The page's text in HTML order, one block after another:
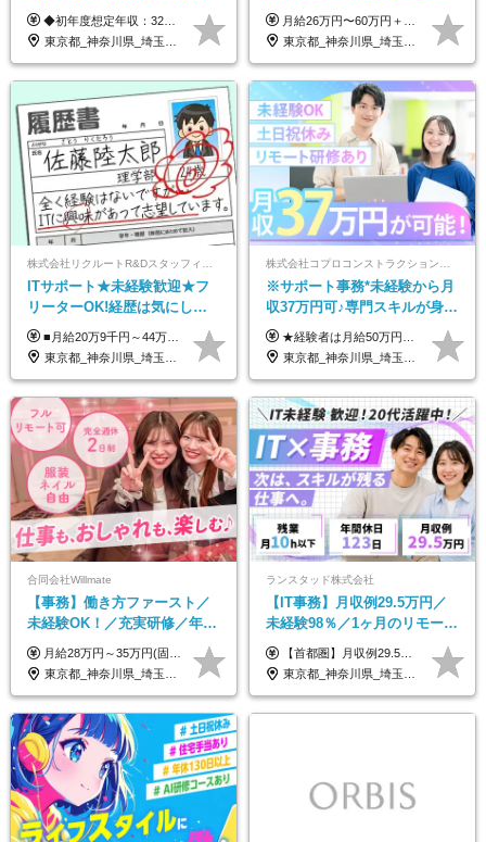
モ可で全国募集！年収アップ
多数★年休最大130日★
◆初年度想定年収：320万円〜840万円 【関東／一都三県】月給24万円〜70万円 【関西・東海地方】月給23万円〜65万円 【その他の地方等】月給22万円〜60万円 ※ご経験・スキル・前職給与などを考慮の上決定いたします。 ◉固定残業代制（固定残業代10,000円含） 固定残業代は7時間分・時間超過分は追加支給 ≪月給例≫ ・月給54万円（29歳／入社3年目） ・月給38万円（26歳／入社2年目） ・月給28万円（24歳／入社1年目） ※試用期間は6ヶ月で、その間の雇用形態は契約社員です。そのほかの条件に変更はありません。
東京都_神奈川県_埼玉県_千葉県_大阪府_愛知県_北海道_青森県_岩手県_宮城県_秋田県_山形県_福島県_茨城県_栃木県_群馬県_新潟県_山梨県_長野県_富山県_石川県_福井県_静岡県_岐阜県_三重県_兵庫県_京都府_滋賀県_奈良県_和歌山県_広島県_岡山県_鳥取県_島根県_山口県_徳島県_香川県_愛媛県_高知県_福岡県_熊本県_佐賀県_長崎県_大分県_宮崎県_鹿児島県_沖縄県
125日以上＊残業なし＊月給26
万円以上
月給26万円〜60万円＋諸手当＋インセンティブ（２種）＋賞与 ★Point 設立から9ヶ月で全社員2万円の昇給実績 ※成果はしっかりと還元いたします！ ★Point 100％年収UPでの待遇提示も可能！ ※経験者であれば、100％年収アップも実現可能です。 ※試用期間最大2ヶ月/月給22万円〜
東京都_神奈川県_埼玉県_千葉県_茨城県
ITサポート★未経験歓迎★フ
リーターOK!経歴は気にしな
くて大丈夫★超大手リクルー
トグループの正社員/sg
■月給20万9千円～44万円 ※経験・能力・前給を考慮の上、決定いたします ※時間外手当100％支給 ※派遣就業先が変更となる場合には、就業規則、労使協定等に基づき賃金が変更となる可能性があります 「とにかく私生活重視」「残業があっても稼ぎたい」といった希望も配属の際に考慮します。 ＜手当＞ ■職務担当手当 ■通勤手当（上限月3万円） ■残業手当（全額支給） ■住宅手当（5割を会社負担／就業規則に定めるところによる） ■扶養手当 ■別居手当 ■資格試験受講料補助（資格ごとに社内規定により決定） ■資格取得奨励金 （資格により2万円～20万円の祝金支給） ◎一例 ・基本情報技術者（5万円） ・プロジェクトマネージャー試験（10万円） ・応用情報技術者試験（10万円） ・ITストラテジスト試験（10万円） ・エンベデッドシステムスペシャリスト試験（10万円） ・ディジタル技術検定（情報1級：10万円、制御1級：10万円、情報2級、制御2級：5万円 ・TOEIC（R）テスト（600～729点：5万円、 730～799点：10万円、800点以上：15万円） など
東京都_神奈川県_埼玉県_千葉県_大阪府_愛知県_青森県_岩手県_宮城県_秋田県_山形県_福島県_茨城県_栃木県_群馬県_山梨県_長野県_福井県_静岡県_岐阜県_三重県_兵庫県_京都府_滋賀県_奈良県_広島県_岡山県_山口県_香川県_福岡県_熊本県_佐賀県_長崎県_大分県_宮崎県_鹿児島県
※サポート事務*未経験から月
収37万円可♪専門スキルが身に
付く！Web面接＆リモート研
修も充実♪/a
★経験者は月給50万円～90万円 【首都圏】 月給30万1230円〜 ⇒基本22万7000円+地域6万4230円+皆勤1万円 【群馬/栃木/茨城】 月給28万1090円〜 ⇒基本23万4000円+地域3万7090円+皆勤1万円 【大阪/京都/兵庫】 月給30万130円〜 ⇒基本23万5000円+地域5万5130円+皆勤1万円 【静岡/愛知/岐阜/三重】 月給28万5840円〜 ⇒基本23万円+地域4万5840円+皆勤1万円 【北海道】 月給25万2960円〜 ⇒基本22万4000円+地域1万8960円+皆勤1万円 【福岡/佐賀/長崎/大分/熊本】 月給25万800円〜 ⇒基本21万8000円+地域2万2800円+皆勤1万円 【宮城/山形/福島】 月給25万580円〜 ⇒基本21万8000円+地域2万2580円+皆勤1万円 【広島/岡山/山口】 月給27万1090円〜 ⇒基本23万4000円+地域2万7090円+皆勤1万円 ※残業代は1分単位で全額支給（みなし残業制度なし） ※上記給与は最低支給額です。経験・能力に応じて決定致します ※試用期間1ヶ月、最大6ヶ月まで延長する可能性あり(条件変更なし) ※今期より新賃金体系へ移行しました。詳細は面接時にご説明します
東京都_神奈川県_埼玉県_大阪府_愛知県_北海道_宮城県_広島県_福岡県
合同会社Willmate
【事務】働き方ファースト／
未経験OK！／充実研修／年休
127日～／残業なし／平均20代
／リモートOK
月給28万円～35万円(固定残業代含む)+インセンティブ＋各種手当 ※経験・能力等を考慮の上、決定します。 ※残業はほとんどありませんが、発生した場合は時間外手当を100％支給します。 【固定残業代について】 なし（残業代は、実際の労働時間に応じて別途全額支給）
東京都_神奈川県_埼玉県_千葉県_大阪府_愛知県_北海道_青森県_岩手県_宮城県_秋田県_山形県_福島県_茨城県_栃木県_群馬県_新潟県_山梨県_長野県_富山県_石川県_福井県_静岡県_岐阜県_三重県_兵庫県_京都府_滋賀県_奈良県_和歌山県_広島県_岡山県_鳥取県_島根県_山口県_徳島県_香川県_愛媛県_高知県_福岡県_熊本県_佐賀県_長崎県_大分県_宮崎県_鹿児島県_沖縄県_海外
ランスタッド株式会社
【IT事務】月収例29.5万円／
未経験98％／1ヶ月のリモート
研修／既卒・第二新卒歓迎／
年間休日123日/OW
【首都圏】月収例29.5万円（月給26万円＋諸手当） 【東海・関西】月収例28.5万円（月給25万円＋諸手当） 【九州】月収例26万円（月給23万円＋諸手当） ※経験・スキル・前職給与を踏まえ、総合的に判断して決定します。 例：首都圏 月収例31万円（月給27万円＋諸手当） ◆各種手当 ・通勤手当（上限4万円まで） ・残業代手当（1分単位で全額支給） ※固定残業代制は採用しておりません ・資格取得支援 ◆昇給：年1回 ◆補足 ・研修中1ヶ月間は、時給1670円となります。 ・試用期間6ヶ月あり。その間の待遇に変更はありません。 ※詳細は面接時にご案内します。
東京都_神奈川県_埼玉県_千葉県_大阪府_愛知県_兵庫県_京都府_福岡県